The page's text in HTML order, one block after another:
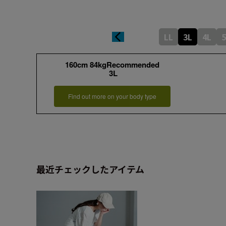
LL 3L 4L
160cm 84kgRecommended
3L
Find out more on your body type
最近チェックしたアイテム